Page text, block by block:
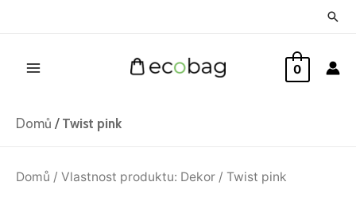
0
Domů / Twist pink
Domů / Vlastnost produktu: Dekor / Twist pink
nejnovějších